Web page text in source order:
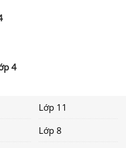
4
Lớp 11
Lớp 8